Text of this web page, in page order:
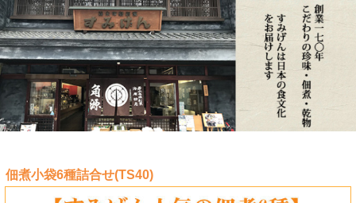
佃煮小袋6種詰合せ(TS40)